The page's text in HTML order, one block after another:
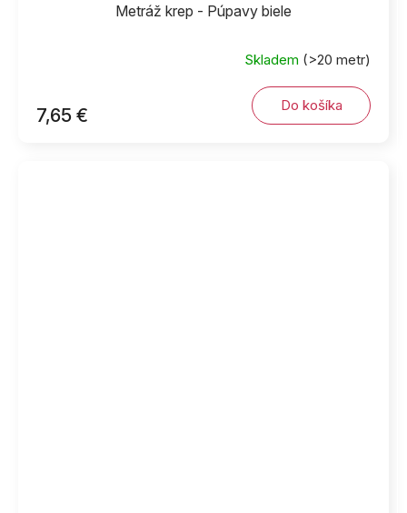
Metráž krep - Púpavy biele
Skladem (>20 metr)
7,65 € Do košíka